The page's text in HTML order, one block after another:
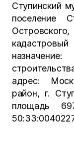
Ступинский
поселение
адрес:
район, г.
площадь